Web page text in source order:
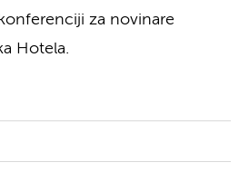
za novinare
Hotela.